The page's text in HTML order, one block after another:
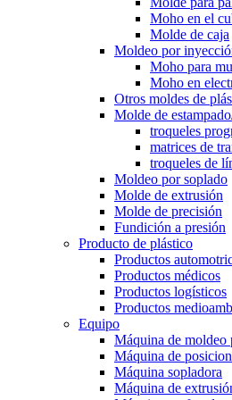
Moho en el
Molde de caja
Moldeo por
Moho para
Moho en
Otros moldes de
Molde de
troqueles
matrices de
troqueles de
Moldeo por soplado
Molde de extrusión
Molde de precisión
Fundición a presión
Producto de plástico
Productos
Productos médicos
Productos logísticos
Productos
Equipo
Máquina de moldeo
Máquina de
Máquina sopladora
Máquina de